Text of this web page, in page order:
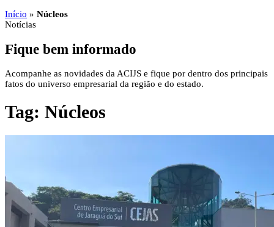
Início » Núcleos
Notícias
Fique bem informado
Acompanhe as novidades da ACIJS e fique por dentro dos principais
fatos do universo empresarial da região e do estado.
Tag: Núcleos